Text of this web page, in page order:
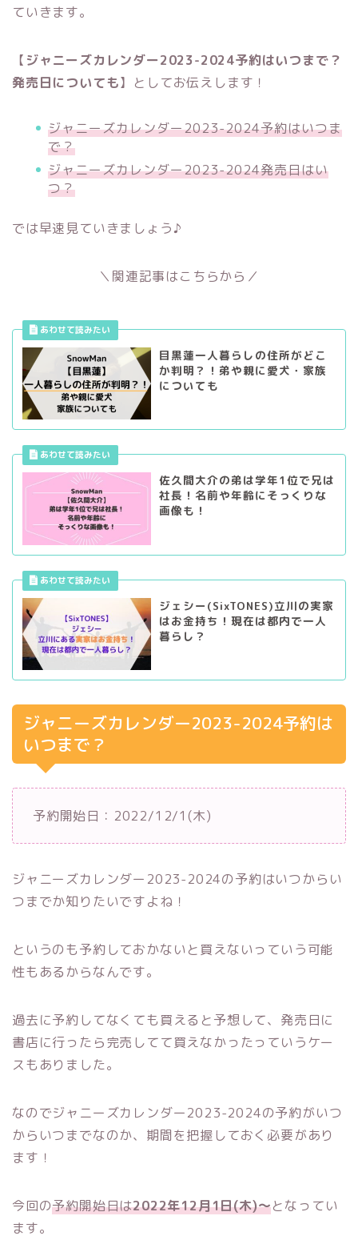
ていきます。
【 ジャニーズカレンダー2023-2024予約はいつまで？
発売日についても】としてお伝えします！
ジャニーズカレンダー2023-2024予約はいつま
で？
ジャニーズカレンダー2023-2024発売日はい
つ？
では早速見ていきましょう♪
＼関連記事はこちらから／
目黒蓮一人暮らしの住所がどこ
か判明？！弟や親に愛犬・家族
についても
佐久間大介の弟は学年1位で兄は
社長！名前や年齢にそっくりな
画像も！
ジェシー(SixTONES)立川の実家
はお金持ち！現在は都内で一人
暮らし？
ジャニーズカレンダー2023-2024予約は
いつまで？
予約開始日：2022/12/1(木)
ジャニーズカレンダー2023-2024の予約はいつからい
つまでか知りたいですよね！
というのも予約しておかないと買えないっていう可能
性もあるからなんです。
過去に予約してなくても買えると予想して、発売日に
書店に行ったら完売してて買えなかったっていうケー
スもありました。
なのでジャニーズカレンダー2023-2024の予約がいつ
からいつまでなのか、期間を把握しておく必要があり
ます！
今回の予約開始日は2022年12月1日(木)〜となってい
ます。